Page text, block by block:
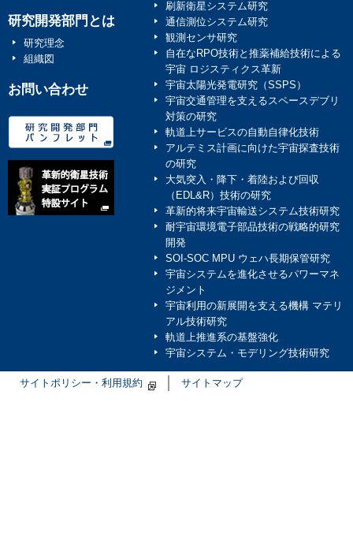
研究開発部門とは
研究理念
組織図
お問い合わせ
刷新衛星システム研究
通信測位システム研究
観測センサ研究
自在なRPO技術と推薬補給技術による
宇宙 ロジスティクス革新
宇宙太陽光発電研究（SSPS）
宇宙交通管理を支えるスペースデブリ
対策の研究
軌道上サービスの自動自律化技術
アルテミス計画に向けた宇宙探査技術
の研究
大気突入・降下・着陸および回収
（EDL&R）技術の研究
革新的将来宇宙輸送システム技術研究
耐宇宙環境電子部品技術の戦略的研究
開発
SOI-SOC MPU ウェハ長期保管研究
宇宙システムを進化させるパワーマネ
ジメント
宇宙利用の新展開を支える機構 マテリ
アル技術研究
軌道上推進系の基盤強化
宇宙システム・モデリング技術研究
サイトポリシー・利用規約 サイトマップ